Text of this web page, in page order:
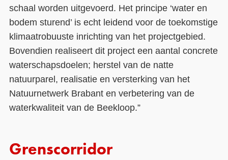
schaal worden uitgevoerd. Het principe ‘water en
bodem sturend’ is echt leidend voor de toekomstige
klimaatrobuuste inrichting van het projectgebied.
Bovendien realiseert dit project een aantal concrete
waterschapsdoelen; herstel van de natte
natuurparel, realisatie en versterking van het
Natuurnetwerk Brabant en verbetering van de
waterkwaliteit van de Beekloop.”
Grenscorridor